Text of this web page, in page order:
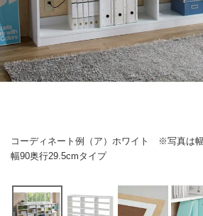
コーディネート例（ア）ホワイト ※写真は幅
幅90奥行29.5cmタイプ